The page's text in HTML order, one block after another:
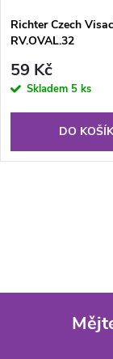
Richter Czech
RV.OVAL.32
59 Kč
Skladem 5 ks
DO